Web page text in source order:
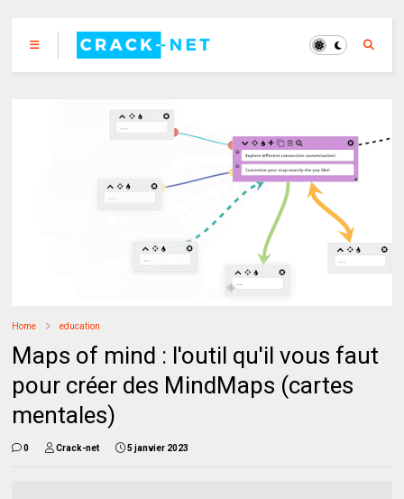
Home education
Maps of mind : l'outil qu'il vous faut
pour créer des MindMaps (cartes
mentales)
0 Crack-net 5 janvier 2023